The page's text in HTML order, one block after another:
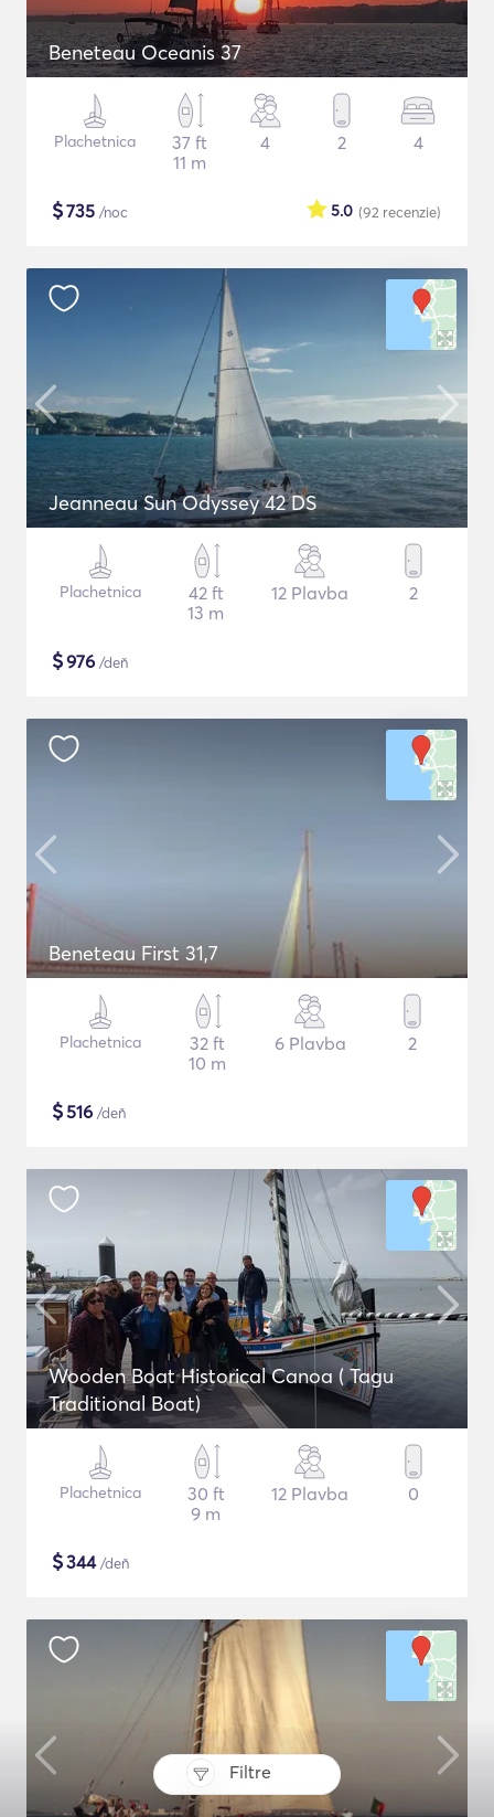
Filtre
Beneteau Oceanis 37
Plachetnica
37 ft
11 m
4 2 4
$735 /noc (92 recenzie)
5.0
Jeanneau Sun Odyssey 42 DS
Plachetnica
42 ft
13 m
12 Plavba 2
$976 /deň
Beneteau First 31,7
Plachetnica
32 ft
10 m
6 Plavba 2
$516 /deň
Wooden Boat Historical Canoa ( Tagu
Traditional Boat)
Plachetnica
30 ft
9 m
12 Plavba 0
$344/deň